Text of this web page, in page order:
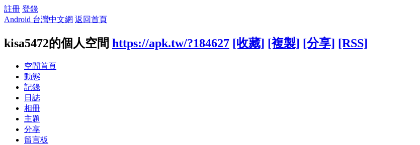
註冊 登錄
Android 台灣中文網 返回首頁
kisa5472的個人空間 https://apk.tw/?184627 [收藏] [複製] [分享] [RSS]
空間首頁
動態
記錄
日誌
相冊
主題
分享
留言板